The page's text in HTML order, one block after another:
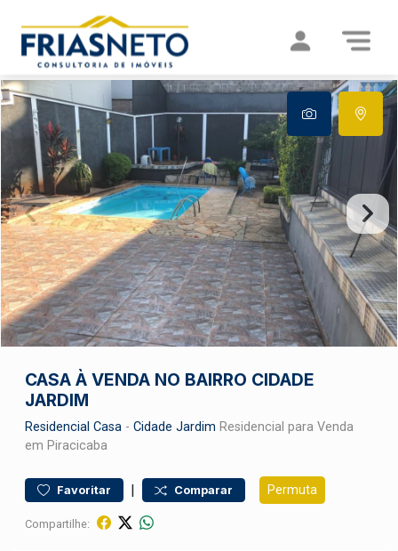
CASA À VENDA NO BAIRRO CIDADE
JARDIM
Residencial Casa - Cidade Jardim Residencial para Venda
em Piracicaba
Favoritar | Comparar Permuta
Compartilhe: